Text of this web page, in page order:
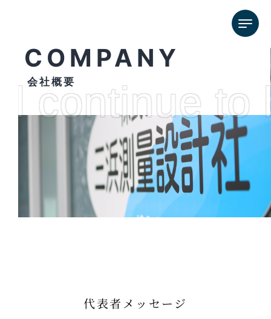
continue to
COMPANY
会社概要
代表者メッセージ